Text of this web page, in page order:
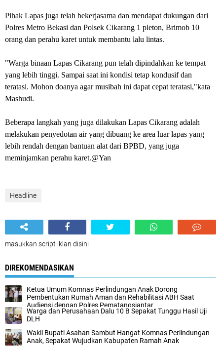
Pihak Lapas juga telah bekerjasama dan mendapat dukungan dari
Polres Metro Bekasi dan Polsek Cikarang 1 pleton, Brimob 10
orang dan perahu karet untuk membantu lalu lintas.
"Warga binaan Lapas Cikarang pun telah dipindahkan ke tempat
yang lebih tinggi. Sampai saat ini kondisi tetap kondusif dan
teratasi. Mohon doanya agar musibah ini dapat cepat teratasi,"kata
Mashudi.
Beberapa langkah yang juga dilakukan Lapas Cikarang adalah
melakukan penyedotan air yang dibuang ke area luar lapas yang
lebih rendah dengan bantuan alat dari BPBD, yang juga
meminjamkan perahu karet.@Yan
Headline
masukkan script iklan disini
DIREKOMENDASIKAN
Ketua Umum Komnas Perlindungan Anak Dorong
Pembentukan Rumah Aman dan Rehabilitasi ABH Saat
Audiensi dengan Polres Pematangsiantar
Warga dan Perusahaan Dalu 10 B Sepakat Tunggu Hasil Uji
DLH
Wakil Bupati Asahan Sambut Hangat Komnas Perlindungan
Anak, Sepakat Wujudkan Kabupaten Ramah Anak